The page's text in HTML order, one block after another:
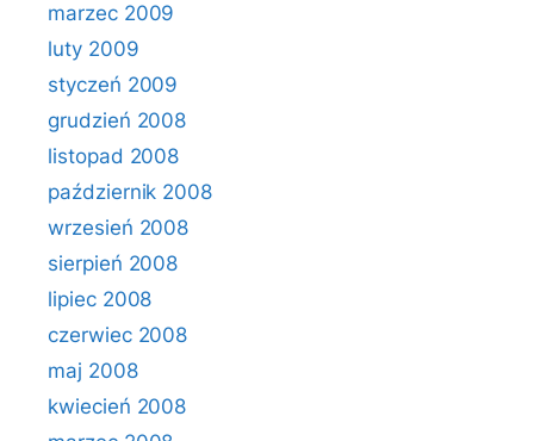
marzec 2009
luty 2009
styczeń 2009
grudzień 2008
listopad 2008
październik 2008
wrzesień 2008
sierpień 2008
lipiec 2008
czerwiec 2008
maj 2008
kwiecień 2008